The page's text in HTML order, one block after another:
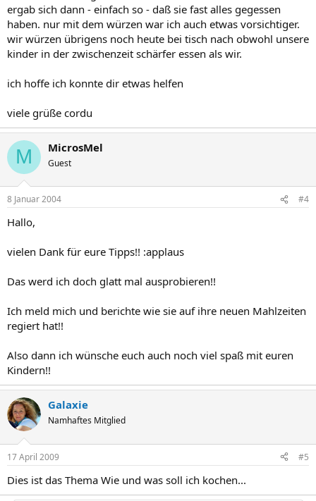
ergab sich dann - einfach so - daß sie fast alles gegessen
haben. nur mit dem würzen war ich auch etwas vorsichtiger.
wir würzen übrigens noch heute bei tisch nach obwohl unsere
kinder in der zwischenzeit schärfer essen als wir.
ich hoffe ich konnte dir etwas helfen
viele grüße cordu
M MicrosMel
Guest
8 Januar 2004 #4
Hallo,
vielen Dank für eure Tipps!! :applaus
Das werd ich doch glatt mal ausprobieren!!
Ich meld mich und berichte wie sie auf ihre neuen Mahlzeiten
regiert hat!!
Also dann ich wünsche euch auch noch viel spaß mit euren
Kindern!!
Galaxie
Namhaftes Mitglied
17 April 2009 #5
Dies ist das Thema Wie und was soll ich kochen...